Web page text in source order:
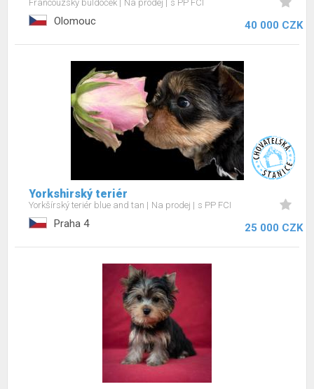
Francouzský buldoček Na prodej s PP FCI
Olomouc 40 000 CZK
Yorkshirský teriér
Yorkšírský teriér blue and tan Na prodej s PP FCI
Praha 4 25 000 CZK